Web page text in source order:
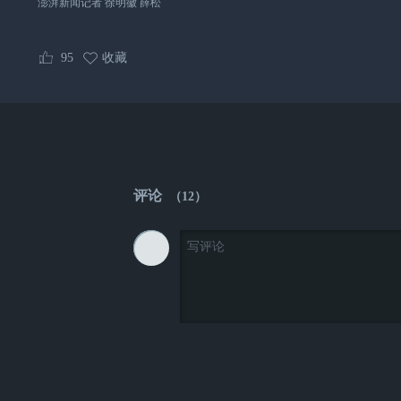
澎湃新闻记者 徐明徽 薛松
95 收藏
评论 （12）